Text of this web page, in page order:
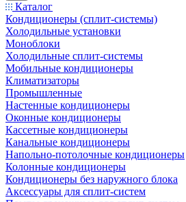
Каталог
Кондиционеры (сплит-системы)
Холодильные установки
Моноблоки
Холодильные сплит-системы
Мобильные кондиционеры
Климатизаторы
Промышленные
Настенные кондиционеры
Оконные кондиционеры
Кассетные кондиционеры
Канальные кондиционеры
Напольно-потолочные кондиционеры
Колонные кондиционеры
Кондиционеры без наружного блока
Аксессуары для сплит-систем